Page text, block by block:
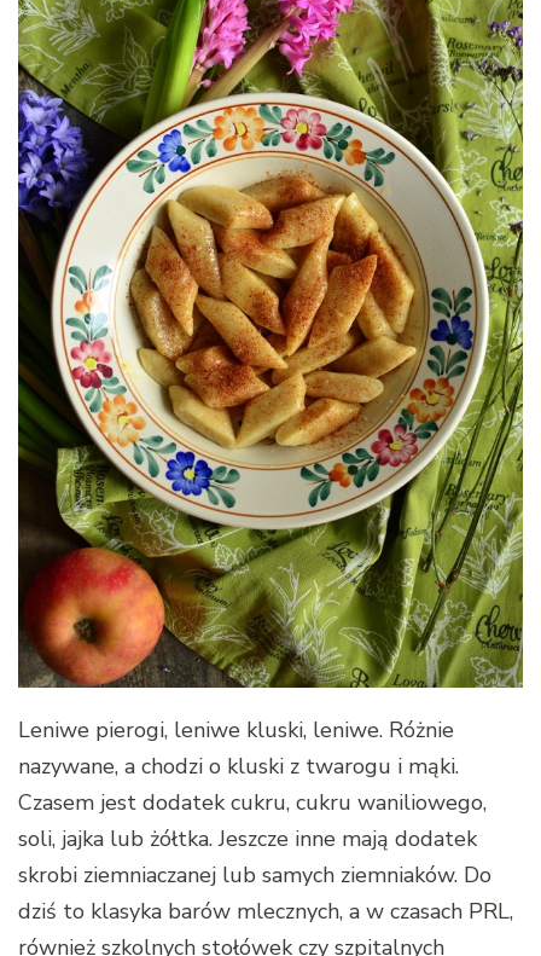
Leniwe pierogi, leniwe kluski, leniwe. Różnie
nazywane, a chodzi o kluski z twarogu i mąki.
Czasem jest dodatek cukru, cukru waniliowego,
soli, jajka lub żółtka. Jeszcze inne mają dodatek
skrobi ziemniaczanej lub samych ziemniaków. Do
dziś to klasyka barów mlecznych, a w czasach PRL,
również szkolnych stołówek czy szpitalnych